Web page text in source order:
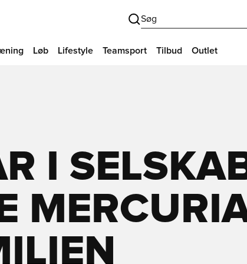
Søg
Løb Lifestyle Teamsport Tilbud Outlet
I